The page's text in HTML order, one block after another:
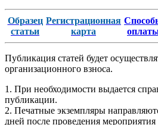
Образец
статьи
Регистрационная
карта
Публикация статей будет
организационного взноса.
1. При необходимости выдается
публикации.
2. Печатные экземпляры
дней после проведения